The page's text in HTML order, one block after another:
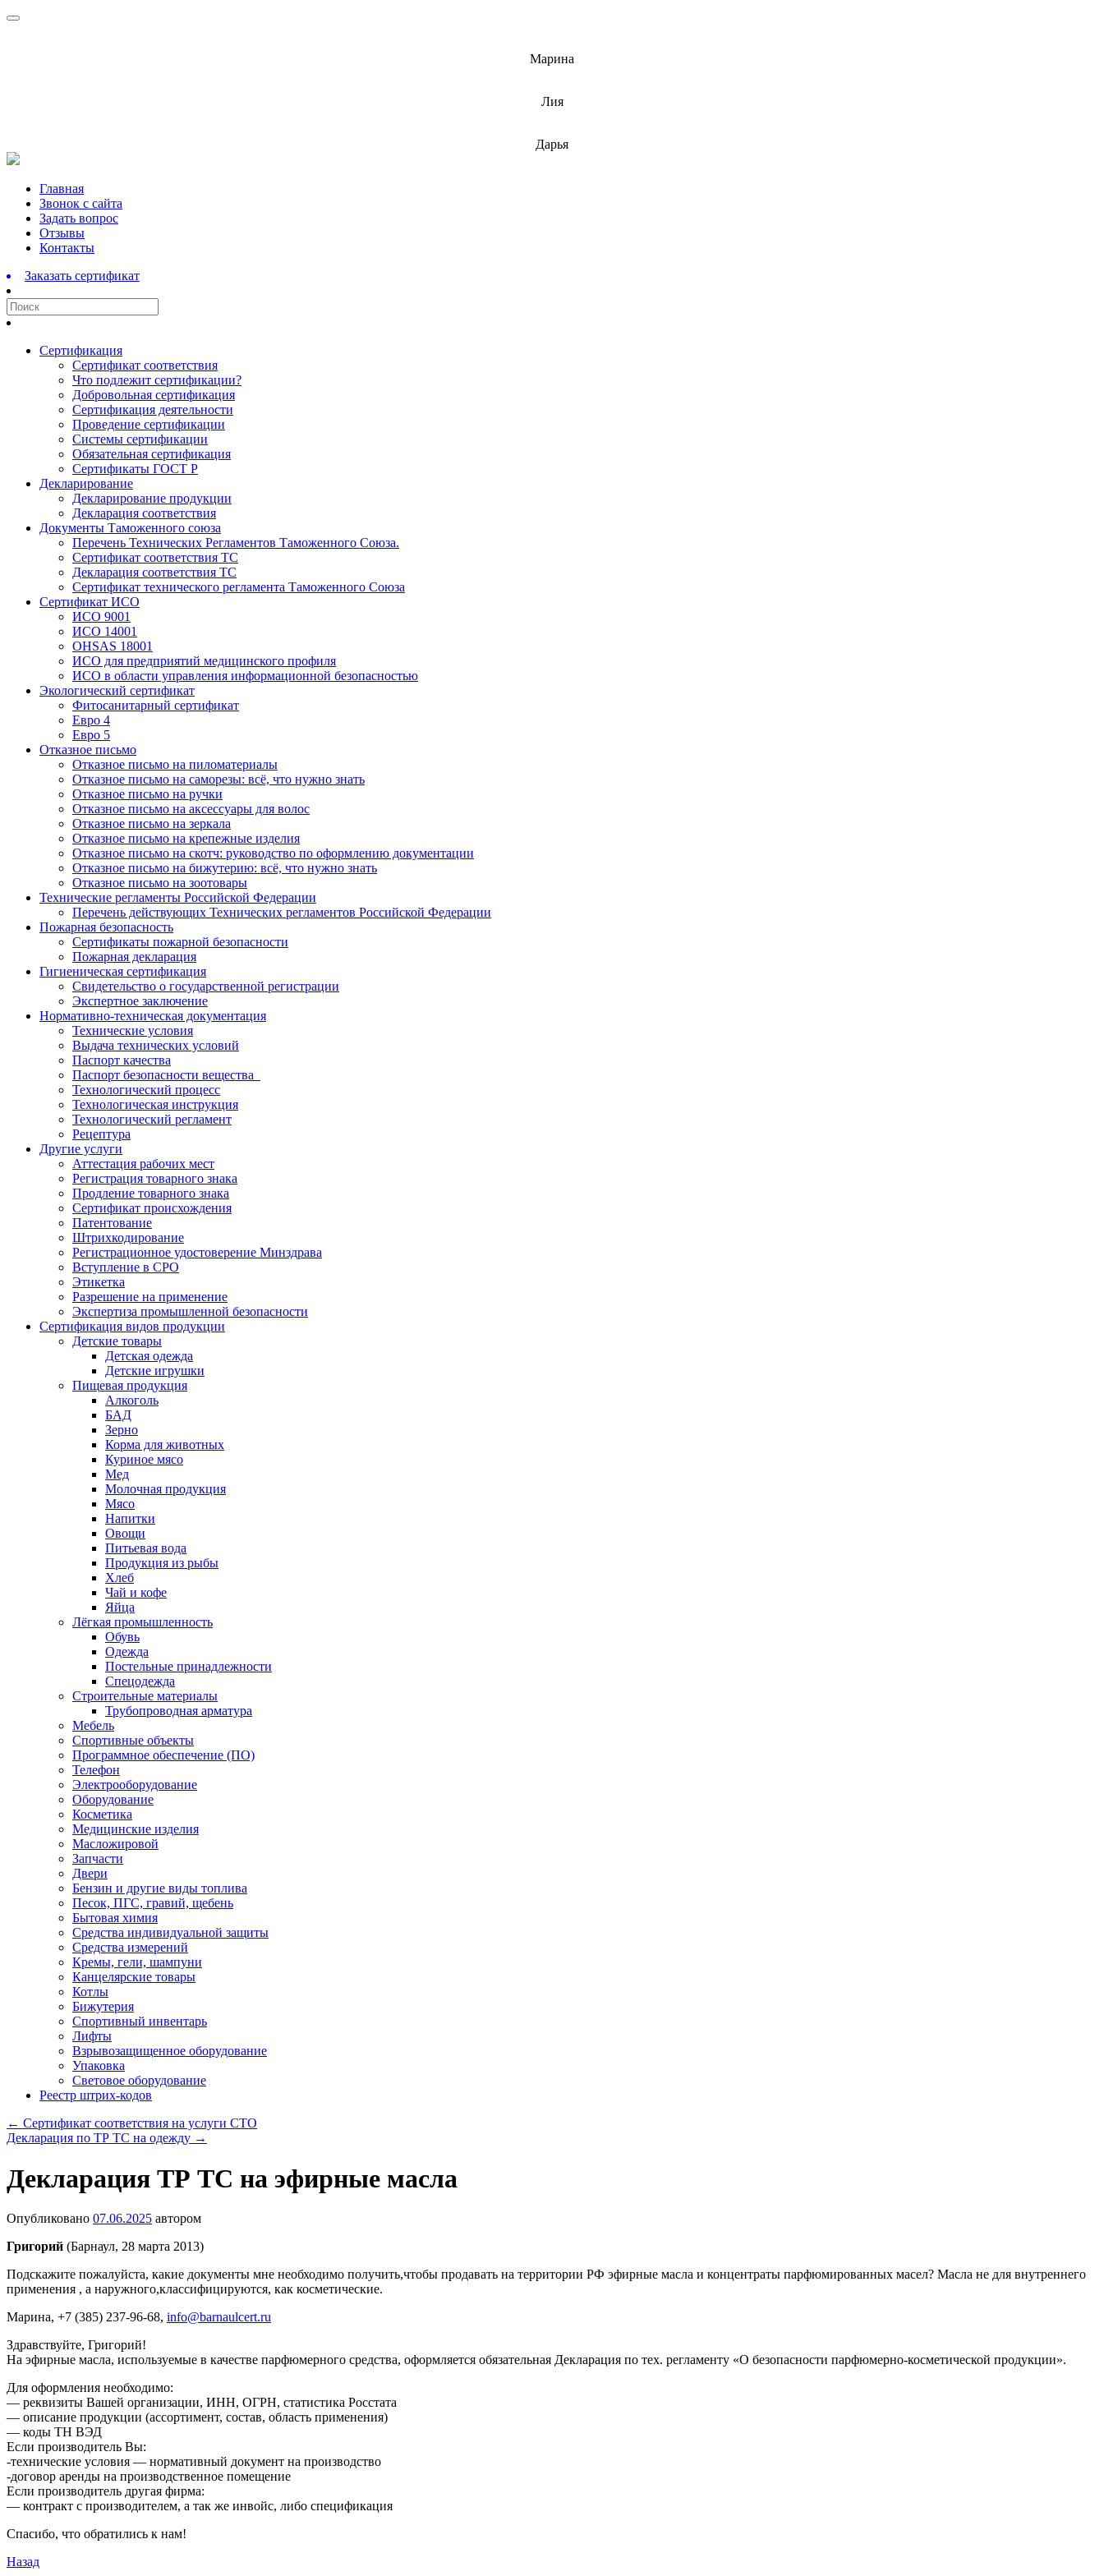
Марина
Лия
Дарья
Перейти
содержимому
Главная
Звонок с сайта
Задать вопрос
Отзывы
Контакты
Заказать сертификат
Сертификация
Сертификат соответствия
Что подлежит сертификации?
Добровольная сертификация
Сертификация деятельности
Проведение сертификации
Системы сертификации
Обязательная сертификация
Сертификаты ГОСТ Р
Декларирование
Декларирование продукции
Декларация соответствия
Документы Таможенного союза
Перечень Технических Регламентов Таможенного Союза.
Сертификат соответствия ТС
Декларация соответствия ТС
Сертификат технического регламента Таможенного Союза
Сертификат ИСО
ИСО 9001
ИСО 14001
OHSAS 18001
ИСО для предприятий медицинского профиля
ИСО в области управления информационной безопасностью
Экологический сертификат
Фитосанитарный сертификат
Евро 4
Евро 5
Отказное письмо
Отказное письмо на пиломатериалы
Отказное письмо на саморезы: всё, что нужно знать
Отказное письмо на ручки
Отказное письмо на аксессуары для волос
Отказное письмо на зеркала
Отказное письмо на крепежные изделия
Отказное письмо на скотч: руководство по оформлению документации
Отказное письмо на бижутерию: всё, что нужно знать
Отказное письмо на зоотовары
Технические регламенты Российской Федерации
Перечень действующих Технических регламентов Российской Федерации
Пожарная безопасность
Сертификаты пожарной безопасности
Пожарная декларация
Гигиеническая сертификация
Свидетельство о государственной регистрации
Экспертное заключение
Нормативно-техническая документация
Технические условия
Выдача технических условий
Паспорт качества
Паспорт безопасности вещества
Технологический процесс
Технологическая инструкция
Технологический регламент
Рецептура
Другие услуги
Аттестация рабочих мест
Регистрация товарного знака
Продление товарного знака
Сертификат происхождения
Патентование
Штрихкодирование
Регистрационное удостоверение Минздрава
Вступление в СРО
Этикетка
Разрешение на применение
Экспертиза промышленной безопасности
Сертификация видов продукции
Детские товары
Детская одежда
Детские игрушки
Пищевая продукция
Алкоголь
БАД
Зерно
Корма для животных
Куриное мясо
Мед
Молочная продукция
Мясо
Напитки
Овощи
Питьевая вода
Продукция из рыбы
Хлеб
Чай и кофе
Яйца
Лёгкая промышленность
Обувь
Одежда
Постельные принадлежности
Спецодежда
Строительные материалы
Трубопроводная арматура
Мебель
Спортивные объекты
Программное обеспечение (ПО)
Телефон
Электрооборудование
Оборудование
Косметика
Медицинские изделия
Масложировой
Запчасти
Двери
Бензин и другие виды топлива
Песок, ПГС, гравий, щебень
Бытовая химия
Средства индивидуальной защиты
Средства измерений
Кремы, гели, шампуни
Канцелярские товары
Котлы
Бижутерия
Спортивный инвентарь
Лифты
Взрывозащищенное оборудование
Упаковка
Световое оборудование
Реестр штрих-кодов
← Сертификат соответствия на услуги СТО
Декларация по ТР ТС на одежду →
Декларация ТР ТС на эфирные масла
Опубликовано 07.06.2025 автором
Григорий (Барнаул, 28 марта 2013)
Подскажите пожалуйста, какие документы мне необходимо получить,чтобы продавать на территории РФ эфирные масла и концентраты парфюмированных масел? Масла не для внутреннего
применения , а наружного,классифицируются, как косметические.
Марина, +7 (385) 237-96-68, info@barnaulcert.ru
Здравствуйте, Григорий!
На эфирные масла, используемые в качестве парфюмерного средства, оформляется обязательная Декларация по тех. регламенту «О безопасности парфюмерно-косметической продукции».
Для оформления необходимо:
— реквизиты Вашей организации, ИНН, ОГРН, статистика Росстата
— описание продукции (ассортимент, состав, область применения)
— коды ТН ВЭД
Если производитель Вы:
-технические условия — нормативный документ на производство
-договор аренды на производственное помещение
Если производитель другая фирма:
— контракт с производителем, а так же инвойс, либо спецификация
Спасибо, что обратились к нам!
Назад